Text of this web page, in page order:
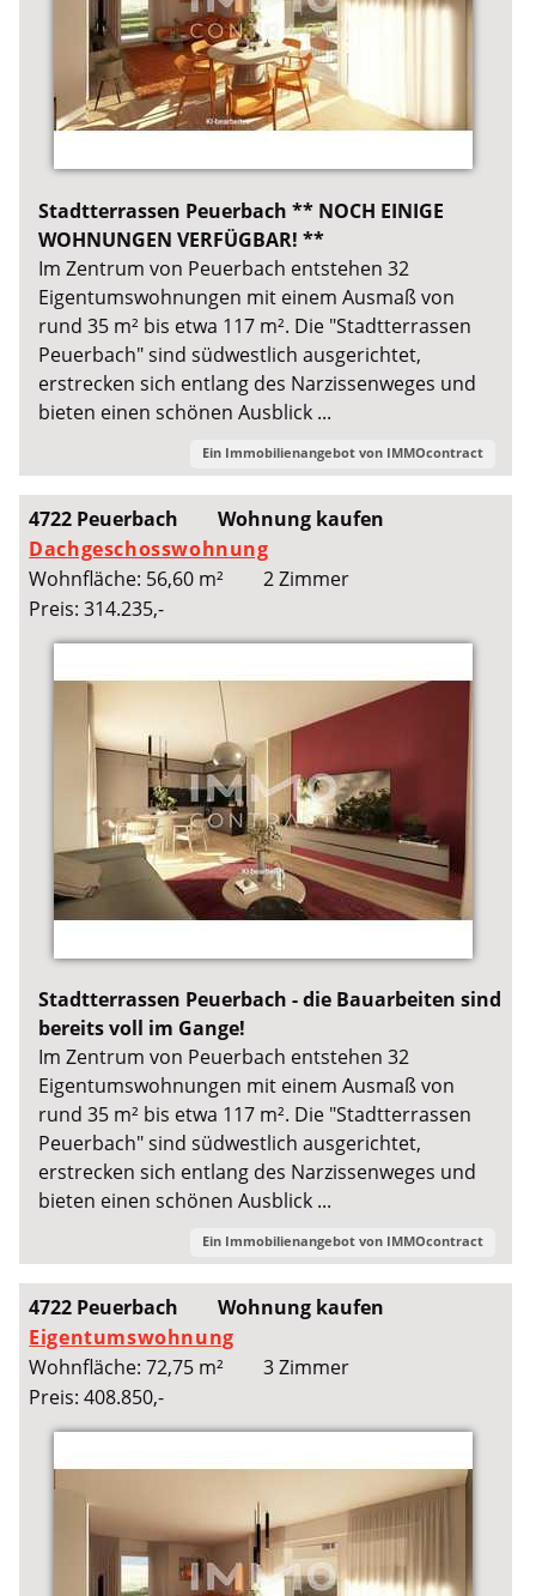
Stadtterrassen Peuerbach ** NOCH EINIGE
WOHNUNGEN VERFÜGBAR! **
Im Zentrum von Peuerbach entstehen 32
Eigentumswohnungen mit einem Ausmaß von
rund 35 m² bis etwa 117 m². Die "Stadtterrassen
Peuerbach" sind südwestlich ausgerichtet,
erstrecken sich entlang des Narzissenweges und
bieten einen schönen Ausblick ...
Ein Immobilienangebot von IMMOcontract
4722 Peuerbach
Wohnung kaufen
Dachgeschosswohnung
Wohnfläche: 56,60 m²
2 Zimmer
Preis: 314.235,-
Stadtterrassen Peuerbach - die Bauarbeiten sind
bereits voll im Gange!
Im Zentrum von Peuerbach entstehen 32
Eigentumswohnungen mit einem Ausmaß von
rund 35 m² bis etwa 117 m². Die "Stadtterrassen
Peuerbach" sind südwestlich ausgerichtet,
erstrecken sich entlang des Narzissenweges und
bieten einen schönen Ausblick ...
Ein Immobilienangebot von IMMOcontract
4722 Peuerbach
Wohnung kaufen
Eigentumswohnung
Wohnfläche: 72,75 m²
3 Zimmer
Preis: 408.850,-